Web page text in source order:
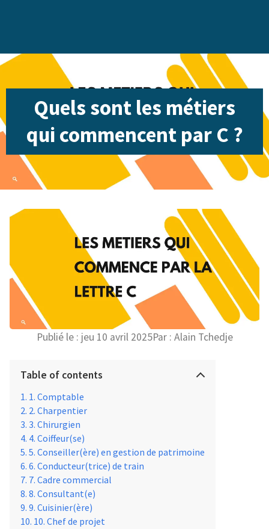
Quels sont les métiers
qui commencent par C ?
Publié le : jeu 10 avril 2025Par : Alain Tchedje
Table of contents
1. Comptable
2. Charpentier
3. Chirurgien
4. Coiffeur(se)
5. Conseiller(ère) en gestion de patrimoine
6. Conducteur(trice) de train
7. Cadre commercial
8. Consultant(e)
9. Cuisinier(ère)
10. Chef de projet